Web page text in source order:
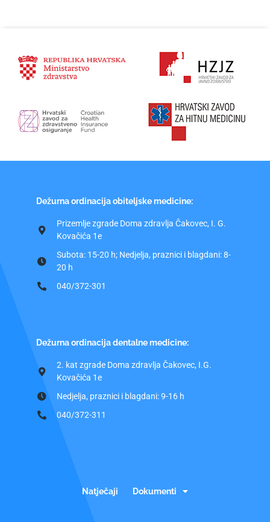
Dežurna ordinacija obiteljske medicine:
Prizemlje zgrade Doma zdravlja Čakovec, I. G.
Kovačića 1e
Subota: 15-20 h; Nedjelja, praznici i blagdani: 8-
20 h
040/372-301
Dežurna ordinacija dentalne medicine:
2. kat zgrade Doma zdravlja Čakovec, I.G.
Kovačića 1e
Nedjelja, praznici i blagdani: 9-16 h
040/372-311
Natječaji Dokumenti